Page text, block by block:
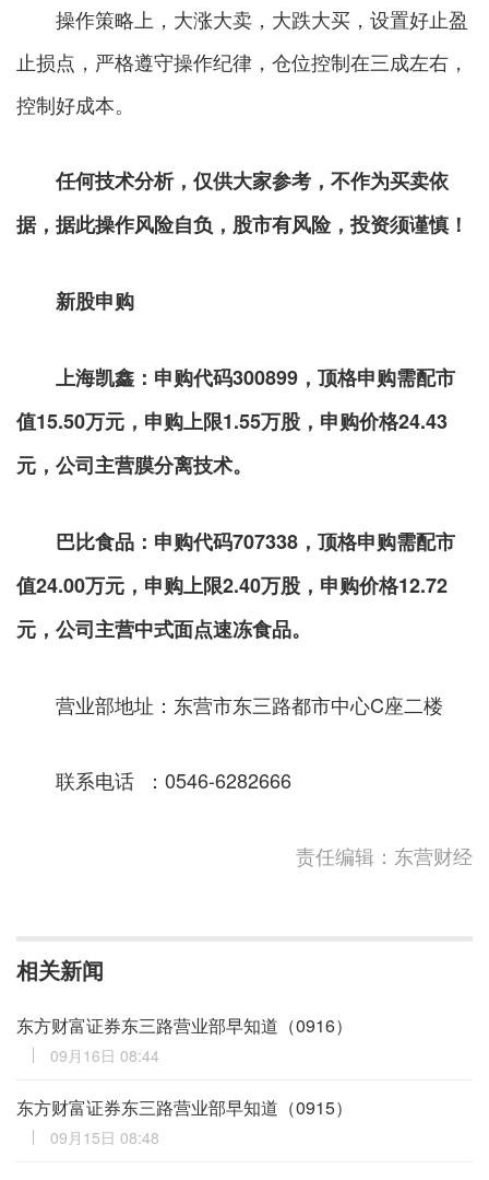
操作策略上，大涨大卖，大跌大买，设置好止盈
止损点，严格遵守操作纪律，仓位控制在三成左右，
控制好成本。
任何技术分析，仅供大家参考，不作为买卖依
据，据此操作风险自负，股市有风险，投资须谨慎！
新股申购
上海凯鑫：申购代码300899，顶格申购需配市
值15.50万元，申购上限1.55万股，申购价格24.43
元，公司主营膜分离技术。
巴比食品：申购代码707338，顶格申购需配市
值24.00万元，申购上限2.40万股，申购价格12.72
元，公司主营中式面点速冻食品。
营业部地址：东营市东三路都市中心C座二楼
联系电话 ：0546-6282666
责任编辑：东营财经
相关新闻
东方财富证券东三路营业部早知道（0916）
09月16日 08:44
东方财富证券东三路营业部早知道（0915）
09月15日 08:48